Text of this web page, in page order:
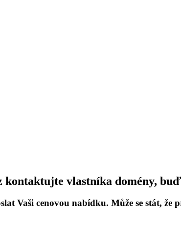
vlastníka domény,
Vaši cenovou nabídku. Může se stát, že